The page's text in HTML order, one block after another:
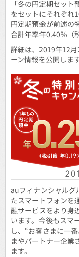
「冬の円定期セッ
をセットにそれぞれ
円定期預金が前述の
合計年率年0.40％（
詳細は、2019年12
ーン情報を公開します
auフィナンシャルグ
たスマートフォンを
融サービスをより身
います。今後もスマ
し、“お客さまに一
まやパートナー企業
ます。